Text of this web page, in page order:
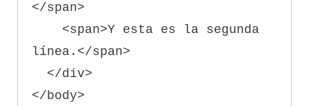
</span>
línea.</span>
</body>